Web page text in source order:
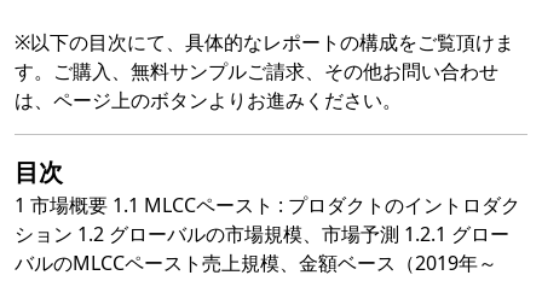
※以下の目次にて、具体的なレポートの構成をご覧頂けま
す。ご購入、無料サンプルご請求、その他お問い合わせ
は、ページ上のボタンよりお進みください。
目次
1 市場概要 1.1 MLCCペースト : プロダクトのイントロダク
ション 1.2 グローバルの市場規模、市場予測 1.2.1 グロー
バルのMLCCペースト売上規模、金額ベース（2019年～